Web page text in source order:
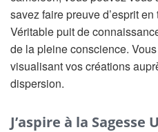
savez faire preuve d’esprit
Véritable puit de
de la pleine conscience.
visualisant vos créations
dispersion.
J’aspire à la Sagesse